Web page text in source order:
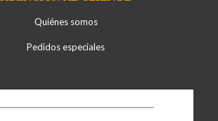
Quiénes somos
Pedidos especiales